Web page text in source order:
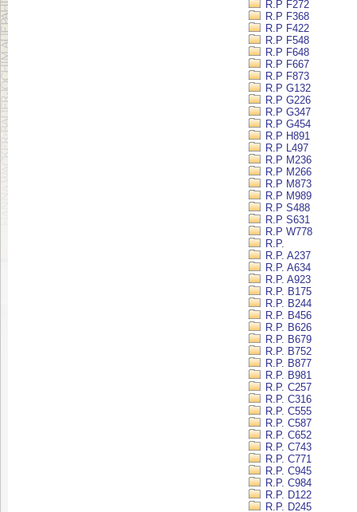
R.P F272
R.P F368
R.P F422
R.P F548
R.P F648
R.P F667
R.P F873
R.P G132
R.P G226
R.P G347
R.P G454
R.P H891
R.P L497
R.P M236
R.P M266
R.P M873
R.P M989
R.P S488
R.P S631
R.P W778
R.P.
R.P. A237
R.P. A634
R.P. A923
R.P. B175
R.P. B244
R.P. B456
R.P. B626
R.P. B679
R.P. B752
R.P. B877
R.P. B981
R.P. C257
R.P. C316
R.P. C555
R.P. C587
R.P. C652
R.P. C743
R.P. C771
R.P. C945
R.P. C984
R.P. D122
R.P. D245